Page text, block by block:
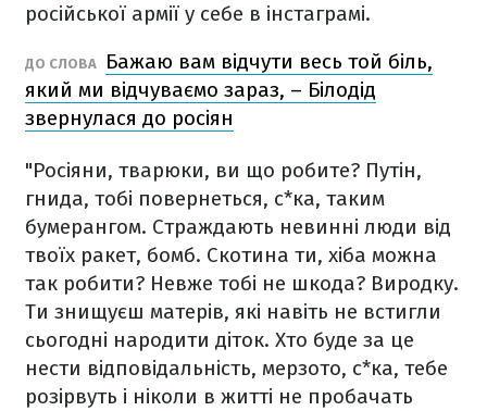
російської армії у себе в інстаграмі.
ДО СЛОВА
Бажаю вам відчути весь той біль,
який ми відчуваємо зараз, – Білодід
звернулася до росіян
"Росіяни, тварюки, ви що робите? Путін,
гнида, тобі повернеться, с*ка, таким
бумерангом. Страждають невинні люди від
твоїх ракет, бомб. Скотина ти, хіба можна
так робити? Невже тобі не шкода? Виродку.
Ти знищуєш матерів, які навіть не встигли
сьогодні народити діток. Хто буде за це
нести відповідальність, мерзото, с*ка, тебе
розірвуть і ніколи в житті не пробачать